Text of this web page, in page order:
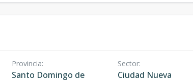
Provincia:
Santo Domingo de
Sector:
Ciudad Nueva